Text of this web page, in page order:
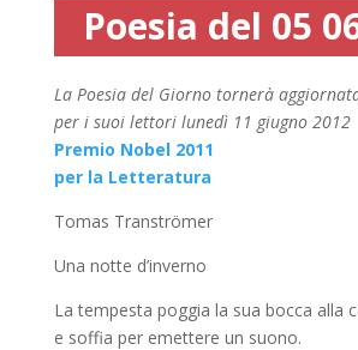
Poesia del 05
La Poesia del Giorno tornerà
per i suoi lettori lunedì 11 giugno 2012
Premio Nobel 2011
per la Letteratura
Tomas Tranströmer
Una notte d’inverno
La tempesta poggia la sua bocca alla
e soffia per emettere un suono.